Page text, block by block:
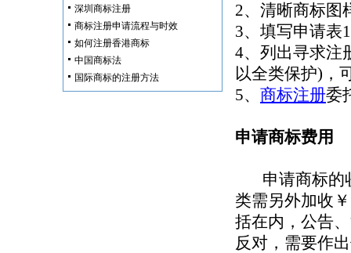
深圳商标注册
商标注册申请流程与时效
如何注册香港商标
中国商标法
国际商标的注册方法
2、清晰商标图
3、填写申请表
4、列出寻求注
以全类保护)，
5、 商标注册委
申请商标费用
申请商标的
类需另外加收
括在内，公告
反对，需要作